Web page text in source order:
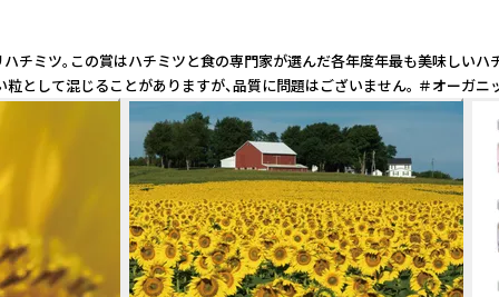
ツ。この賞はハチミツと食の専門家が選んだ各年度年最も美味
して混じることがありますが、品質に問題はございません。 ＃オーガ